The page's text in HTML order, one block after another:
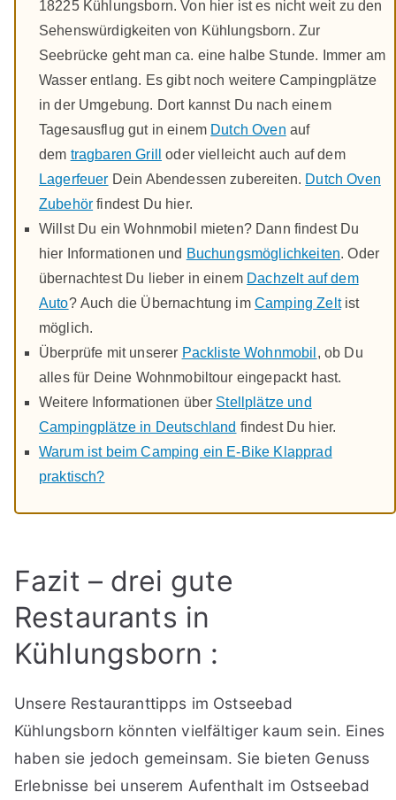
18225 Kühlungsborn. Von hier ist es nicht weit zu den
Sehenswürdigkeiten von Kühlungsborn. Zur
Seebrücke geht man ca. eine halbe Stunde. Immer am
Wasser entlang. Es gibt noch weitere Campingplätze
in der Umgebung. Dort kannst Du nach einem
Tagesausflug gut in einem Dutch Oven auf
dem tragbaren Grill
oder vielleicht auch auf dem
Lagerfeuer Dein Abendessen zubereiten. Dutch Oven
Zubehör findest Du hier.
Willst Du ein Wohnmobil mieten? Dann findest Du
hier Informationen und Buchungsmöglichkeiten. Oder
übernachtest Du lieber in einem Dachzelt auf dem
Auto? Auch die Übernachtung im Camping Zeltist
möglich.
Überprüfe mit unserer Packliste Wohnmobil , ob Du
alles für Deine Wohnmobiltour eingepackt hast.
Weitere Informationen über Stellplätze und
Campingplätze in Deutschland findest Du hier.
Warum ist beim Camping ein E-Bike Klapprad
praktisch?
Fazit – drei gute
Restaurants in
Kühlungsborn :
Unsere Restauranttipps im Ostseebad
Kühlungsborn könnten vielfältiger kaum sein. Eines
haben sie jedoch gemeinsam. Sie bieten Genuss
Erlebnisse bei unserem Aufenthalt im Ostseebad